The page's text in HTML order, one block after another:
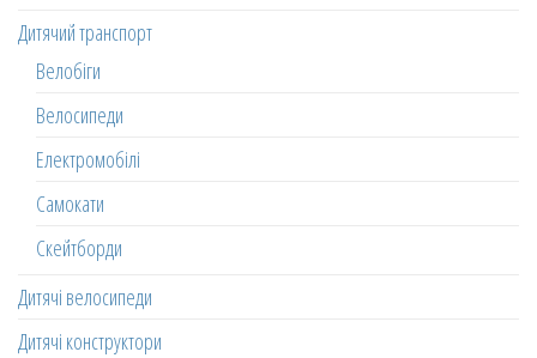
Дитячий транспорт
Велобіги
Велосипеди
Електромобілі
Самокати
Скейтборди
Дитячі велосипеди
Дитячі конструктори